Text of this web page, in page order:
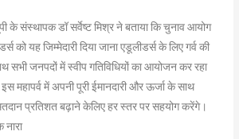
के संस्थापक डॉ सर्वेष्ट मिश्र ने बताया कि चुनाव आयोग
को यह जिम्मेदारी दिया जाना एडूलीडर्स के लिए गर्व की
सभी जनपदों में स्वीप गतिविधियों का आयोजन कर रहा
महापर्व में अपनी पूरी ईमानदारी और ऊर्जा के साथ
प्रतिशत बढ़ाने केलिए हर स्तर पर सहयोग करेंगे।